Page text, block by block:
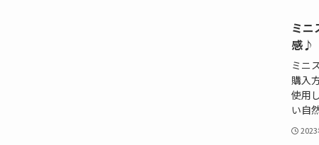
ミニ
感♪
ミニ
購入
使用
い自